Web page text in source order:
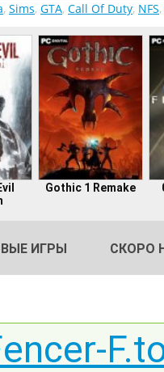
, Sims, GTA, Call Of Duty, NFS,
Gothic 1 Remake
ИГРЫ СКОРО